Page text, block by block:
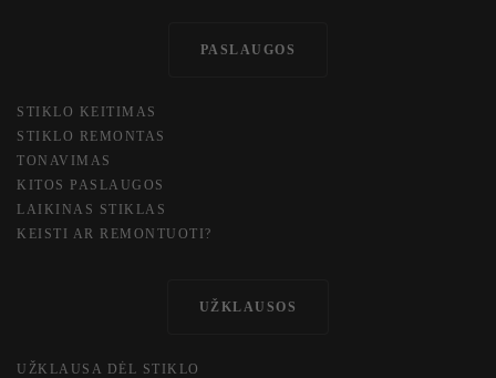
PASLAUGOS
STIKLO KEITIMAS
STIKLO REMONTAS
TONAVIMAS
KITOS PASLAUGOS
​LAIKINAS STIKLAS
KEISTI AR REMONTUOTI?
UŽKLAUSOS
UŽKLAUSA DĖL STIKLO